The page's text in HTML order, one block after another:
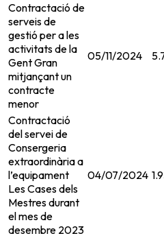
Contractació de
serveis de
gestió per a les
activitats de la
Gent Gran
mitjançant un
contracte
menor
05/11/2024
Contractació
del servei de
Consergeria
extraordinària a
l’equipament
Les Cases dels
Mestres durant
el mes de
desembre 2023
04/07/2024